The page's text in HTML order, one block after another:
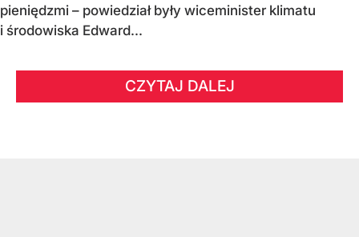
pieniędzmi – powiedział były wiceminister klimatu
i środowiska Edward...
CZYTAJ DALEJ